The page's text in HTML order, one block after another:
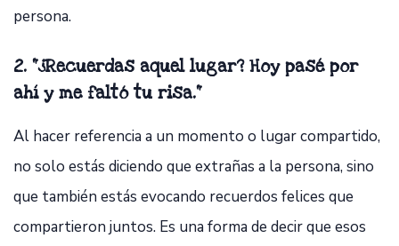
persona.
2. "¿Recuerdas aquel lugar? Hoy pasé por
ahí y me faltó tu risa."
Al hacer referencia a un momento o lugar compartido,
no solo estás diciendo que extrañas a la persona, sino
que también estás evocando recuerdos felices que
compartieron juntos. Es una forma de decir que esos